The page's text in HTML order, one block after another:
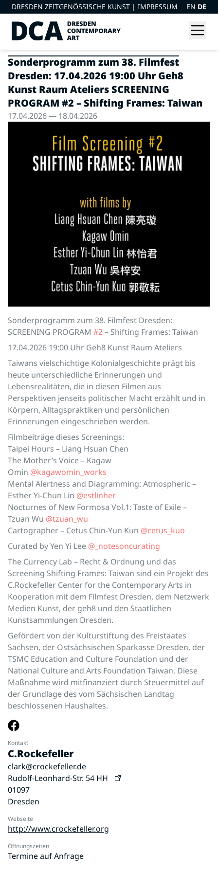
DRESDEN ZEITGENÖSSISCHE KUNST | IMPRESSUM EN DE
Sonderprogramm zum 38. Filmfest
Dresden: 17.04.2026 19:00 Uhr Geh8
Kunst Raum Ateliers SCREENING
PROGRAM #2 – Shifting Frames: Taiwan
17.04.2026 — 18.04.2026
Sonderprogramm zum 38. Filmfest Dresden:
SCREENING PROGRAM #2– Shifting Frames: Taiwan
17.04.2026 19:00 Uhr Geh8 Kunst Raum Ateliers
Taiwans vielschichtige Kolonialgeschichte prägt bis
heute unterschiedliche Erinnerungen und
Lebensrealitäten, die in diesen Filmen aus
Perspektiven jenseits politischer Macht erzählt und in
Körpern, Alltagspraktiken und persönlichen
Erinnerungen eingeschrieben werden.
Filmbeiträge dieses Screenings:
Taipei Hours – Liang Hsuan Chen
The Mother’s Voice – Kagaw
Omin @kagawomin_works
Mental Alertness and Diagramming: Atmospheric –
Esther Yi-Chun Lin @estlinher
Nocturnes of New Formosa Vol.1: Taste of Exile –
Tzuan Wu @tzuan_wu
Cartographer – Cetus Chin-Yun Kun @cetus_kuo
Curated by Yen Yi Lee @_notesoncurating
The Currency Lab – Recht & Ordnung und das
Screening Shifting Frames: Taiwan sind ein Projekt des
C.Rockefeller Center for the Contemporary Arts in
Kooperation mit dem Filmfest Dresden, dem Netzwerk
Medien Kunst, der geh8 und den Staatlichen
Kunstsammlungen Dresden.
Gefördert von der Kulturstiftung des Freistaates
Sachsen, der Ostsächsischen Sparkasse Dresden, der
TSMC Education and Culture Foundation und der
National Culture and Arts Foundation Taiwan. Diese
Maßnahme wird mitfinanziert durch Steuermittel auf
der Grundlage des vom Sächsischen Landtag
beschlossenen Haushaltes.
Kontakt
C.Rockefeller
clark@crockefeller.de
Rudolf-Leonhard-Str. 54 HH
01097
Dresden
Webseite
http://www.crockefeller.org
Öffnungszeiten
Termine auf Anfrage